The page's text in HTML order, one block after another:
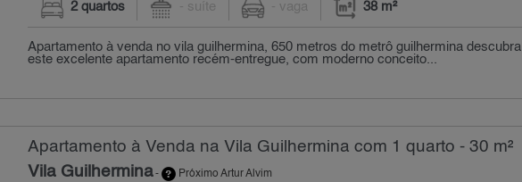
2 quartos - suíte - vaga 38 m²
Apartamento à venda no vila guilhermina, 650 metros do metrô guilhermina descubra
este excelente apartamento recém-entregue, com moderno conceito...
Apartamento à Venda na Vila Guilhermina com 1 quarto - 30 m²
Vila Guilhermina- Próximo Artur Alvim